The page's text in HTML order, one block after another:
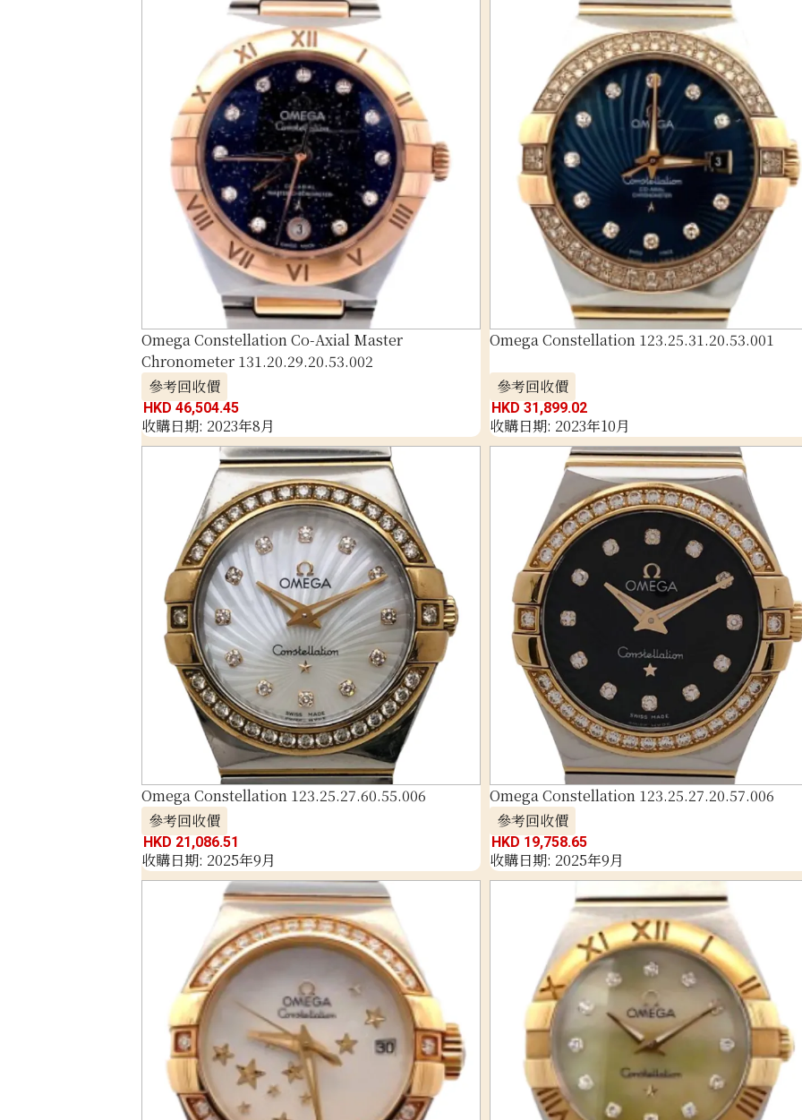
Omega Constellation Co-Axial Master
Chronometer 131.20.29.20.53.002
參考回收價
HKD 46,504.45
收購日期: 2023年8月
Omega Constellation 123.25.31.20.53.001
參考回收價
HKD 31,899.02
收購日期: 2023年10月
Omega Constellation 123.25.27.60.55.006
參考回收價
HKD 21,086.51
收購日期: 2025年9月
Omega Constellation 123.25.27.20.57.006
參考回收價
HKD 19,758.65
收購日期: 2025年9月